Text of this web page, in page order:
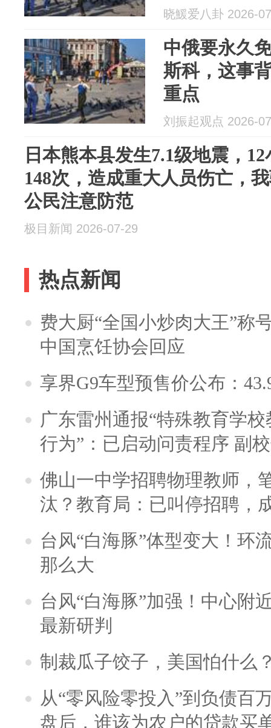
晓鰀爱八卦 2026-
中俄要永久
斯科，这事
重点
刘振起观点 2026-
日本熊本县发生7.1级地震，
148次，造成重大人员伤亡，
公民注意防范
极目新闻 2026-07-29
热点新闻
费大厨“全国小炒肉大王”称
中国烹饪协会回应
享界G9车型预售价公布：
广东雷州通报“特殊教育学
行为”：已启动问责程序 副
佛山一中学招聘物理教师，
汰？教育局：已叫停招聘，
台风“白海豚”体型变大！环
那么大
台风“白海豚”加强！中心附
最新研判
制裁瓜子饺子，美国怕什么
从“零风险零投入”到负债百
盘后，谁该为农户的贷款买